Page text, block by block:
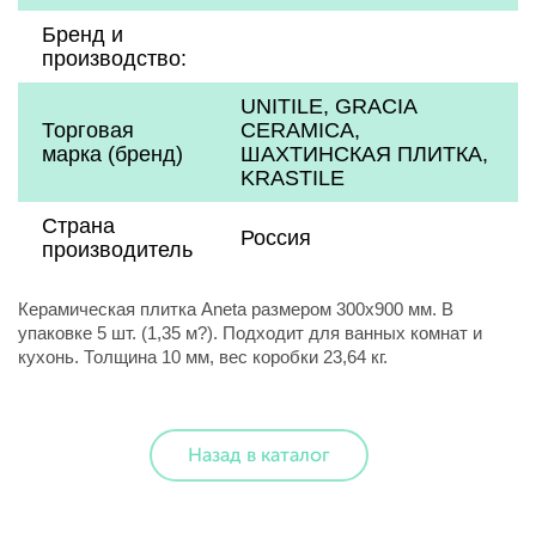
Бренд и
производство:
Торговая
марка (бренд)
UNITILE, GRACIA
CERAMICA,
ШАХТИНСКАЯ ПЛИТКА,
KRASTILE
Страна
производитель
Россия
Керамическая плитка Aneta размером 300x900 мм. В
упаковке 5 шт. (1,35 м?). Подходит для ванных комнат и
кухонь. Толщина 10 мм, вес коробки 23,64 кг.
Назад в каталог